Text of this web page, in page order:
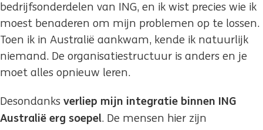
bedrijfsonderdelen van ING, en ik wist precies wie ik
moest benaderen om mijn problemen op te lossen.
Toen ik in Australië aankwam, kende ik natuurlijk
niemand. De organisatiestructuur is anders en je
moet alles opnieuw leren.
Desondanks verliep mijn integratie binnen ING
Australië erg soepel. De mensen hier zijn